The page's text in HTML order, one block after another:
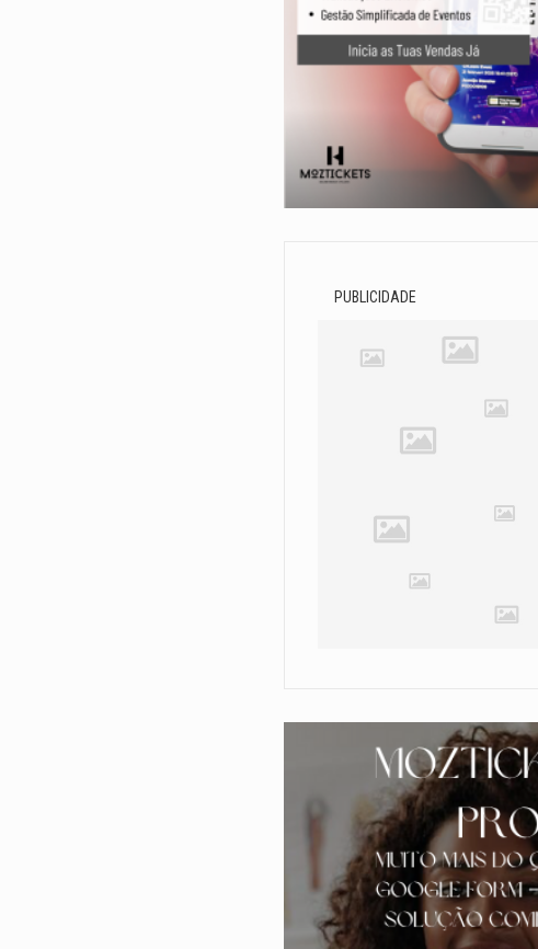
PUBLICIDADE